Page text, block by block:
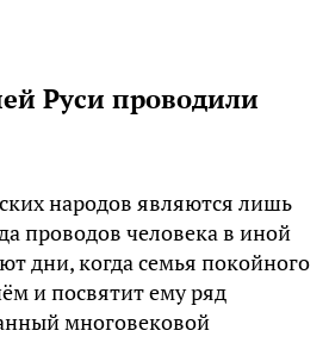
Руси проводили
народов являются лишь
проводов человека в иной
дни, когда семья покойного
и посвятит ему ряд
многовековой